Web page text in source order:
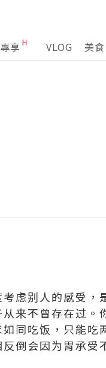
享 VLOG 美食
虑别人的感受，
从来不曾存在过。
同吃饭，只能吃
倒会因为胃承受